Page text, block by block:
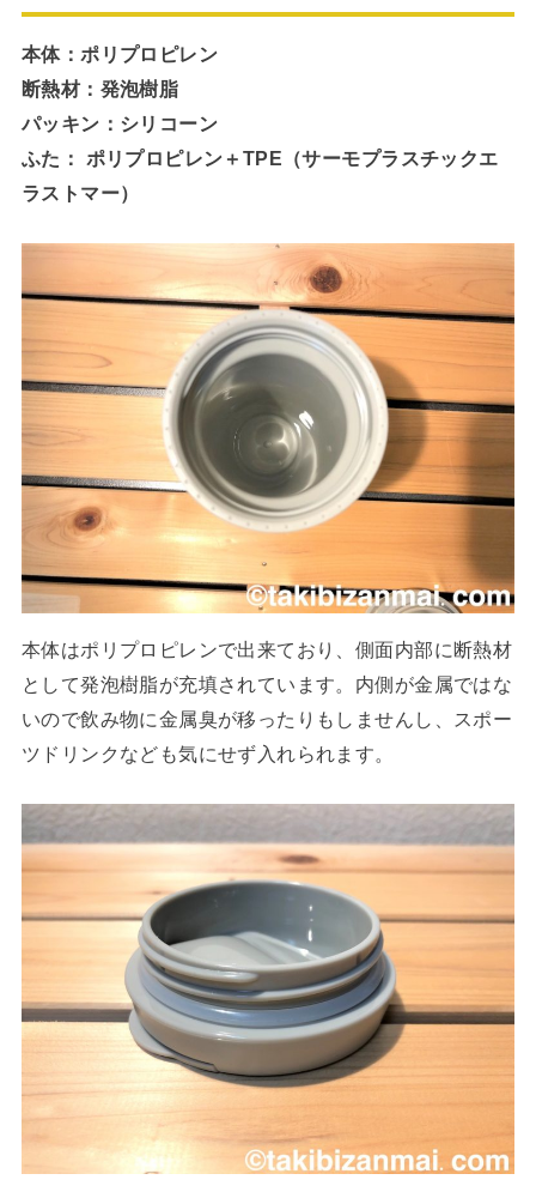
本体：ポリプロピレン
断熱材：発泡樹脂
パッキン：シリコーン
ふた： ポリプロピレン＋TPE（サーモプラスチックエ
ラストマー）
本体はポリプロピレンで出来ており、側面内部に断熱材
として発泡樹脂が充填されています。内側が金属ではな
いので飲み物に金属臭が移ったりもしませんし、スポー
ツドリンクなども気にせず入れられます。